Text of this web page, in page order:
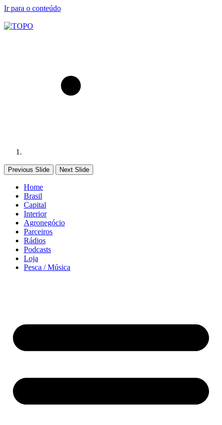
Ir para o conteúdo
Previous Slide Next Slide
Home
Brasil
Capital
Interior
Agronegócio
Parceiros
Rádios
Podcasts
Loja
Pesca / Música